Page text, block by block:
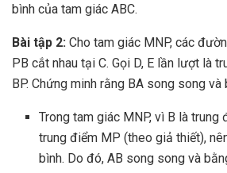
bình của tam giác ABC.
Bài tập 2: Cho tam giác MNP, các
PB cắt nhau tại C. Gọi D, E lần lượt là
BP. Chứng minh rằng BA song song và
Trong tam giác MNP, vì B là trung
trung điểm MP (theo giả thiết),
bình. Do đó, AB song song và